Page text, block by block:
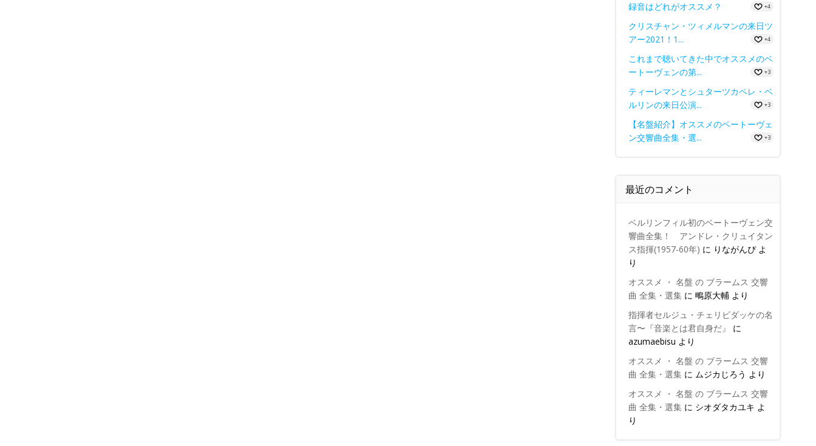
録音はどれがオススメ？
+4
クリスチャン・ツィメルマンの来日ツ
アー2021！1...
+4
これまで聴いてきた中でオススメのベ
ートーヴェンの第...
+3
ティーレマンとシュターツカペレ・ベ
ルリンの来日公演...
+3
【名盤紹介】オススメのベートーヴェ
ン交響曲全集・選...
+3
最近のコメント
ベルリンフィル初のベートーヴェン交
響曲全集！ アンドレ・クリュイタン
ス指揮(1957-60年) に りながんぴよ
り
オススメ ・ 名盤 の ブラームス 交響
曲 全集・選集に 鴫原大輔より
指揮者セルジュ・チェリビダッケの名
言〜『音楽とは君自身だ』
に
azumaebisu より
オススメ ・ 名盤 の ブラームス 交響
曲 全集・選集に ムジカじろう より
オススメ ・ 名盤 の ブラームス 交響
曲 全集・選集に シオダタカユキ よ
り